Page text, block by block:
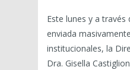
Este lunes y a través
enviada
institucionales, la
Dra. Gisella